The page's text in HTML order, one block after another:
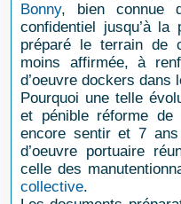
Bonny, bien connue
confidentiel jusqu’à
préparé le terrain de
moins affirmée, à
d’oeuvre dockers dans
Pourquoi une telle
et pénible réforme
encore sentir et 7
d’oeuvre portuaire
celle des
collective.